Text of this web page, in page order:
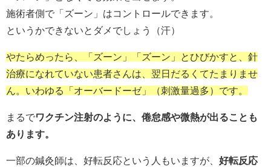
施術者側で「ズーン」はコントロールできます。
というかできないとダメでしょう（汗）
やたらめったら、「ズーン」「ズーン」とひびかすと、針
治療になれていない患者さんは、翌日だるくてたまりませ
ん。いわゆる「オーバードーゼ」（刺激量過多）です。
まるでワクチン注射のように、倦怠感や微熱が出ることも
あります。
一部の鍼灸師は、好転反応という人もいますが、 好転反応